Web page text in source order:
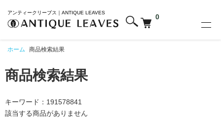
アンティークリーブス｜ANTIQUE LEAVES
0
ホーム 商品検索結果
商品検索結果
キーワード：191578841
該当する商品がありません